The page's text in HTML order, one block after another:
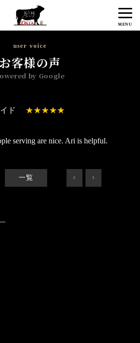
MENU
ア 観音通り店
ローカ
user voice
お客様の声
by Google
ド
serving are nice. Ari is helpful.
一覧 < >